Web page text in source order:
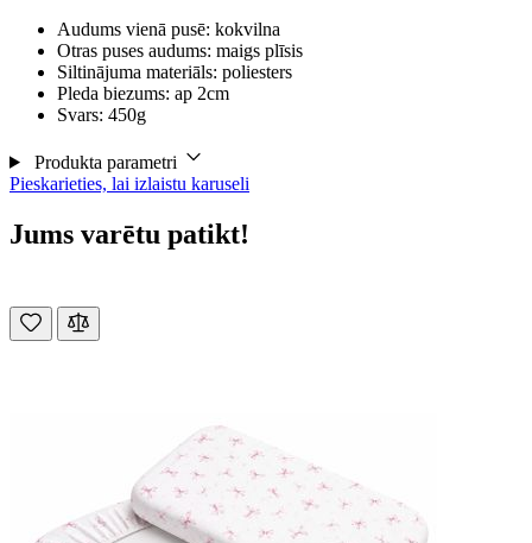
Audums vienā pusē: kokvilna
Otras puses audums: maigs plīsis
Siltinājuma materiāls: poliesters
Pleda biezums: ap 2cm
Svars: 450g
Produkta parametri
Pieskarieties, lai izlaistu karuseli
Jums varētu patikt!